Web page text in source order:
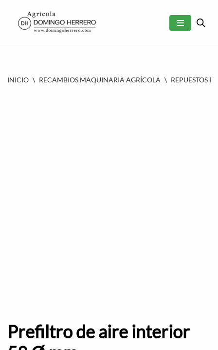
SALTAR
INICIO \ RECAMBIOS MAQUINARIA AGRÍCOLA \ REPUESTOS
Prefiltro de aire interior